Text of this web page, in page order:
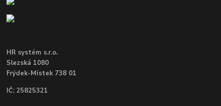
HR systém s.r.o.
Slezská 1080
Frýdek-Místek 738 01
IČ: 25825321